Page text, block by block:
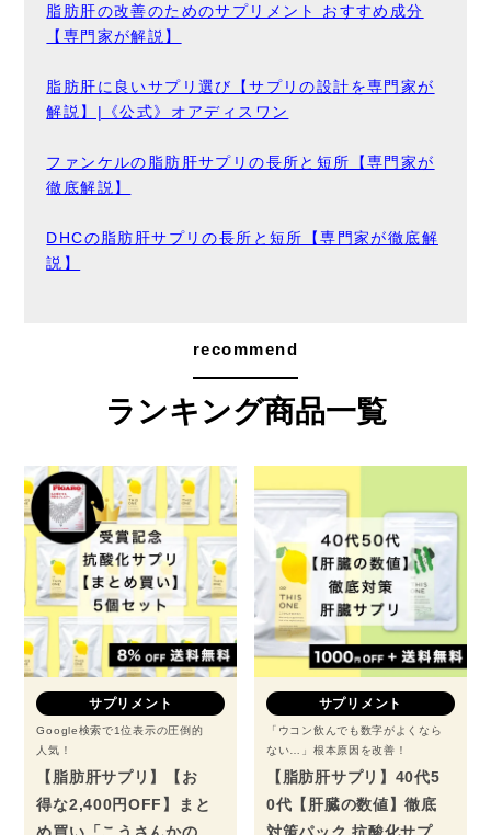
脂肪肝の改善のためのサプリメント おすすめ成分
【専門家が解説】
脂肪肝に良いサプリ選び【サプリの設計を専門家が
解説】|《公式》オアディスワン
ファンケルの脂肪肝サプリの長所と短所【専門家が
徹底解説】
DHCの脂肪肝サプリの長所と短所【専門家が徹底解
説】
recommend
ランキング商品一覧
サプリメント
Google検索で1位表示の圧倒的
人気！
【脂肪肝サプリ】【お
得な2,400円OFF】まと
サプリメント
「ウコン飲んでも数字がよくなら
ない…」根本原因を改善！
【脂肪肝サプリ】40代5
0代【肝臓の数値】徹底